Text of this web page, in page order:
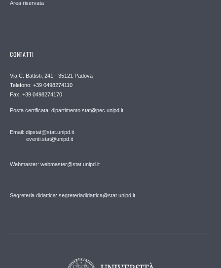
Area riservata
CONTATTI
Via C. Battisti, 241 - 35121 Padova
Telefono: +39 0498274110
Fax: +39 0498274170
Posta certificata: dipartimento.stat@pec.unipd.it
Email: dipstat@stat.unipd.it
eventi.stat@unipd.it
Webmaster: webmaster@stat.unipd.it
Segreteria didattica: segreteriadidattica@stat.unipd.it